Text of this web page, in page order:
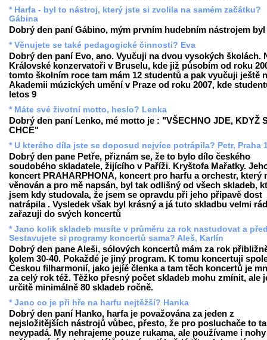
* Harfa - byl to nástroj, který jste si zvolila na samém začátku?
Gábina
Dobrý den paní Gábino, mým prvním hudebním nástrojem byl
* Věnujete se také pedagogické činnosti? Eva
Dobrý den paní Evo, ano. Vyučuji na dvou vysokých školách.
Královské konzervatoři v Bruselu, kde již působím od roku
tomto školním roce tam mám 12 studentů a pak vyučuji ještě
Akademii múzických umění v Praze od roku 2007, kde
letos 9
* Máte své životní motto, heslo? Lenka
Dobrý den paní Lenko, mé motto je : "VŠECHNO JDE, KDYŽ
CHCE"
* U kterého díla jste se doposud nejvíce potrápila? Petr, Praha
Dobrý den pane Petře, přiznám se, že to bylo dílo českého
soudobého skladatele, žijícího v Paříži. Kryštofa Mařatky.
koncert PRAHARPHONA, koncert pro harfu a orchestr, který
věnován a pro mě napsán, byl tak odlišný od všech skladeb,
jsem kdy studovala, že jsem se opravdu při jeho připavě dost
natrápila . Vysledek však byl krásný a já tuto skladbu velmi
zařazuji do svých koncertů
* Jano kolik skladeb musíte v průměru za rok nastudovat a
Sestavujete si programy koncertů sama? Aleš, Karlín
Dobrý den pane Aleši, sólových koncertů mám za rok
kolem 30-40. Pokaždé je jiný program. K tomu koncertuji
Českou filharmonií, jako jejíé členka a tam těch koncertů je
za celý rok též. Těžko přesný počet skladeb mohu zmínit, ale
určitě minimálně 80 skladeb ročně.
* Jano co je při hře na harfu nejtěžší? Hanka
Dobrý den paní Hanko, harfa je považována za jeden z
nejsložitějších nástrojů vůbec, přesto, že pro posluchače to
nevypadá. My nehrajeme pouze rukama, ale používame i